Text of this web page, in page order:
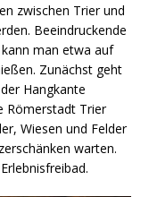
zwischen Trier und
Beeindruckende
man etwa auf
Zunächst geht
Hangkante
Römerstadt Trier
Wiesen und Felder
warten.